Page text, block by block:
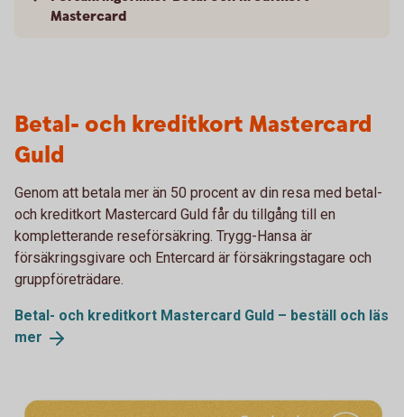
Mastercard
Betal- och kreditkort Mastercard
Guld
Genom att betala mer än 50 procent av din resa med betal-
och kreditkort Mastercard Guld får du tillgång till en
kompletterande reseförsäkring. Trygg-Hansa är
försäkringsgivare och Entercard är försäkringstagare och
gruppföreträdare.
Betal- och kreditkort Mastercard Guld – beställ och läs
mer